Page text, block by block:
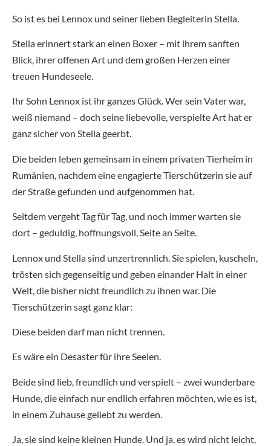
So ist es bei Lennox und seiner lieben Begleiterin Stella.
Stella erinnert stark an einen Boxer – mit ihrem sanften
Blick, ihrer offenen Art und dem großen Herzen einer
treuen Hundeseele.
Ihr Sohn Lennox ist ihr ganzes Glück. Wer sein Vater war,
weiß niemand – doch seine liebevolle, verspielte Art hat er
ganz sicher von Stella geerbt.
Die beiden leben gemeinsam in einem privaten Tierheim in
Rumänien, nachdem eine engagierte Tierschützerin sie auf
der Straße gefunden und aufgenommen hat.
Seitdem vergeht Tag für Tag, und noch immer warten sie
dort – geduldig, hoffnungsvoll, Seite an Seite.
Lennox und Stella sind unzertrennlich. Sie spielen, kuscheln,
trösten sich gegenseitig und geben einander Halt in einer
Welt, die bisher nicht freundlich zu ihnen war. Die
Tierschützerin sagt ganz klar:
Diese beiden darf man nicht trennen.
Es wäre ein Desaster für ihre Seelen.
Beide sind lieb, freundlich und verspielt – zwei wunderbare
Hunde, die einfach nur endlich erfahren möchten, wie es ist,
in einem Zuhause geliebt zu werden.
Ja, sie sind keine kleinen Hunde. Und ja, es wird nicht leicht,